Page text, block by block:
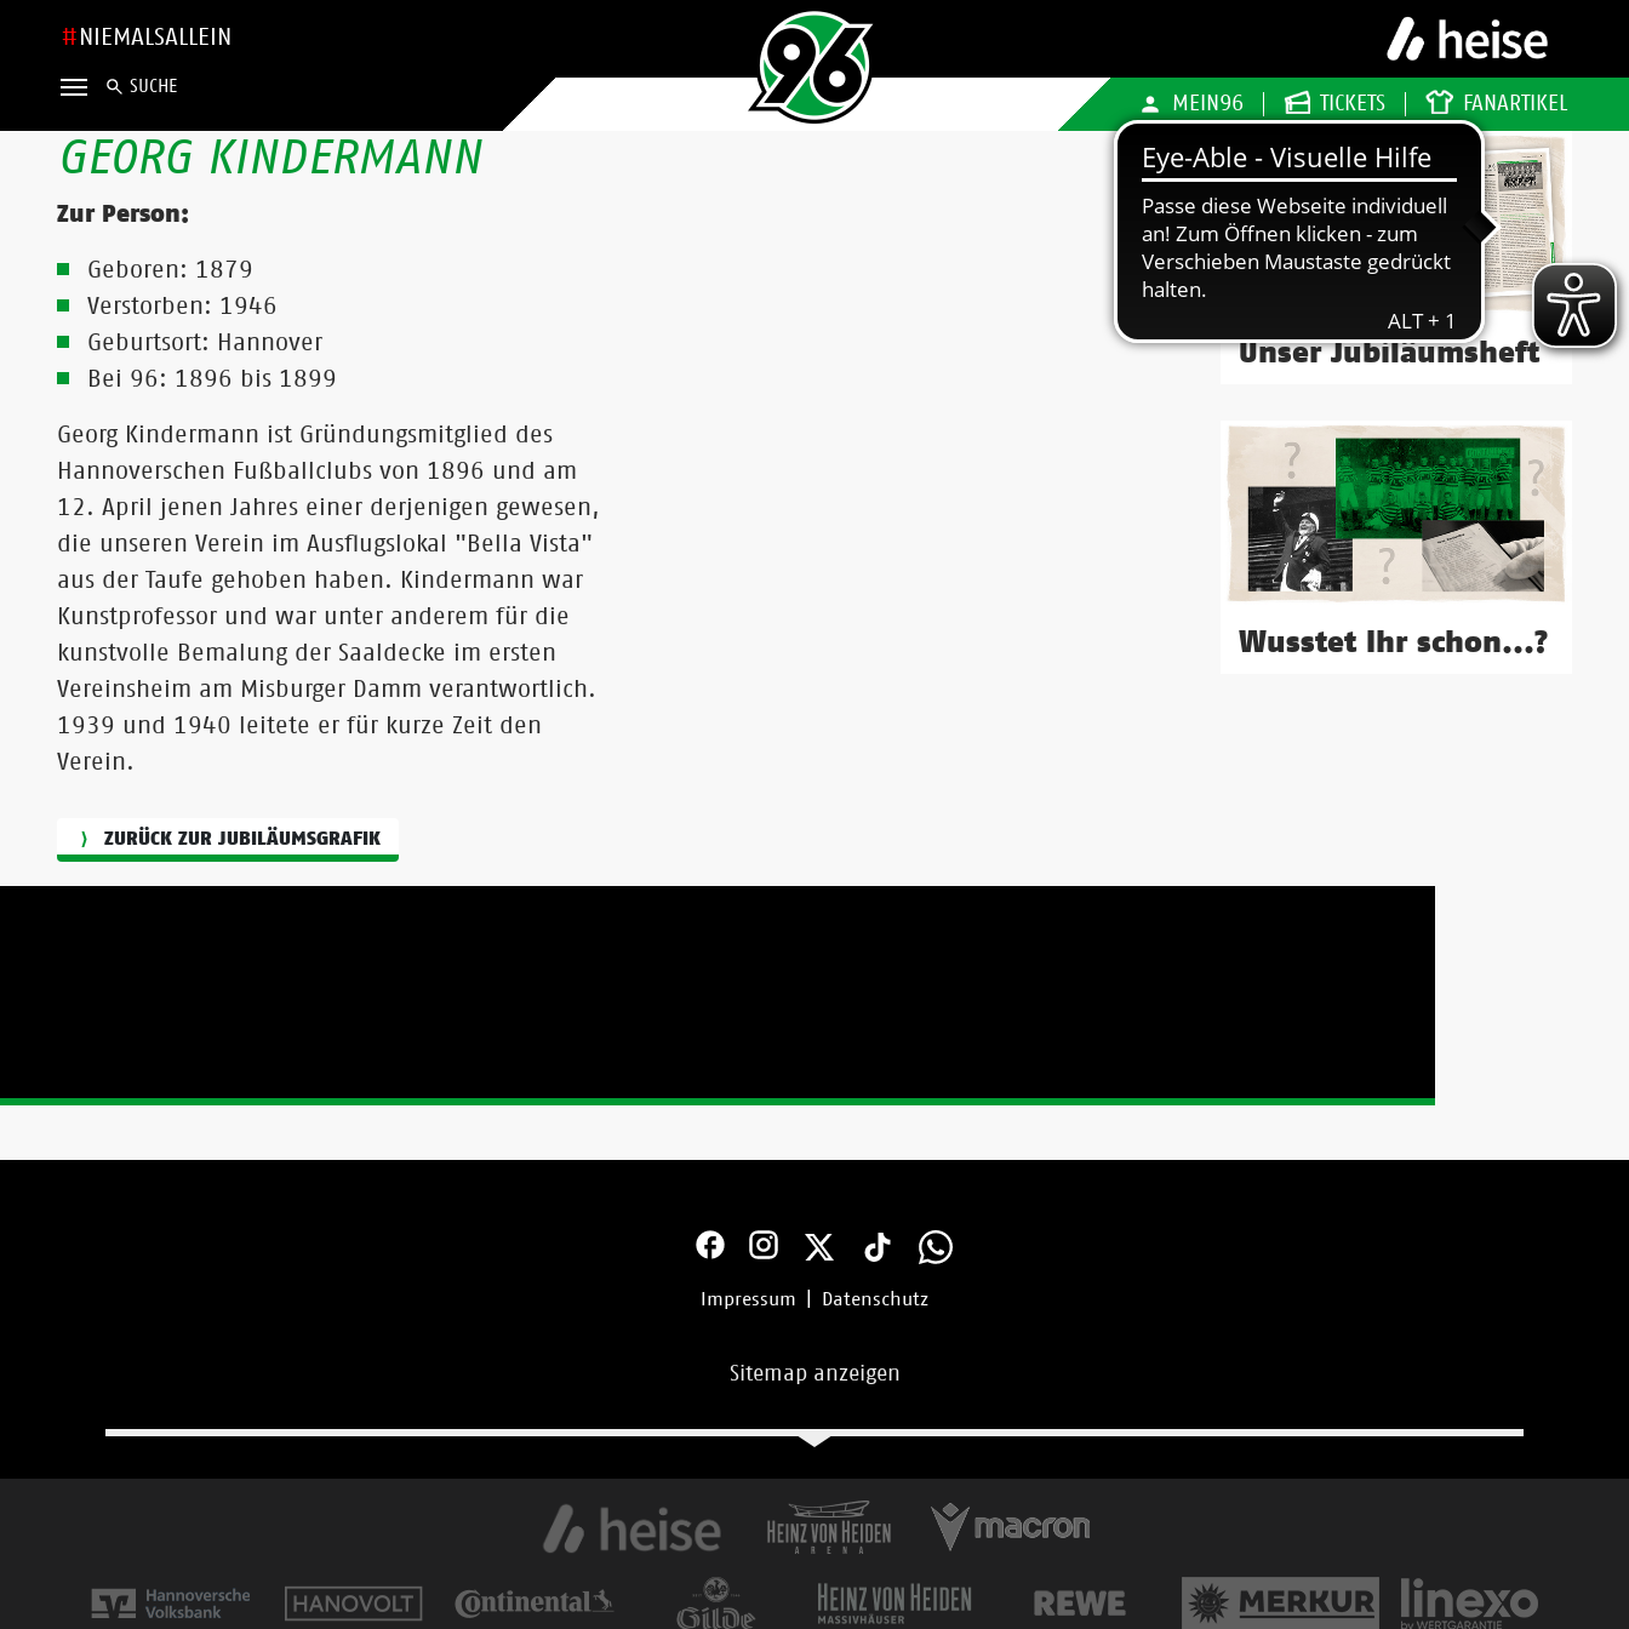
NIEMALSALLEIN
SUCHE
MEIN96 TICKETS FANARTIKEL
GEORG KINDERMANN
Zur Person:
Geboren: 1879
Verstorben: 1946
Geburtsort: Hannover
Bei 96: 1896 bis 1899
Georg Kindermann ist Gründungsmitglied des
Hannoverschen Fußballclubs von 1896 und am
12. April jenen Jahres einer derjenigen gewesen,
die unseren Verein im Ausflugslokal "Bella Vista"
aus der Taufe gehoben haben. Kindermann war
Kunstprofessor und war unter anderem für die
kunstvolle Bemalung der Saaldecke im ersten
Vereinsheim am Misburger Damm verantwortlich.
1939 und 1940 leitete er für kurze Zeit den
Verein.
ZURÜCK ZUR JUBILÄUMSGRAFIK
Unser Jubiläumsheft
Wusstet Ihr schon...?
Impressum Datenschutz
Sitemap anzeigen